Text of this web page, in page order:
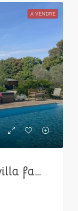
A VENDRE
ML 706 Charmante villa familiale de 8 pièces avec piscine et 3500 m² de jardin.